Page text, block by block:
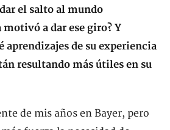
el salto al mundo
motivó a dar ese giro? Y
aprendizajes de su experiencia
resultando más útiles en su
de mis años en Bayer, pero